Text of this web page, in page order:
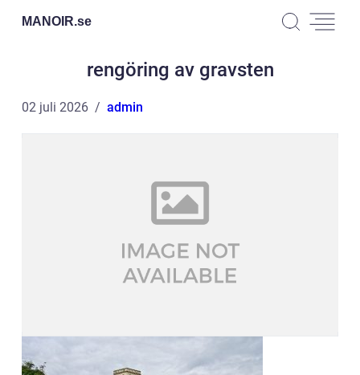
MANOIR.se
rengöring av gravsten
02 juli 2026 admin